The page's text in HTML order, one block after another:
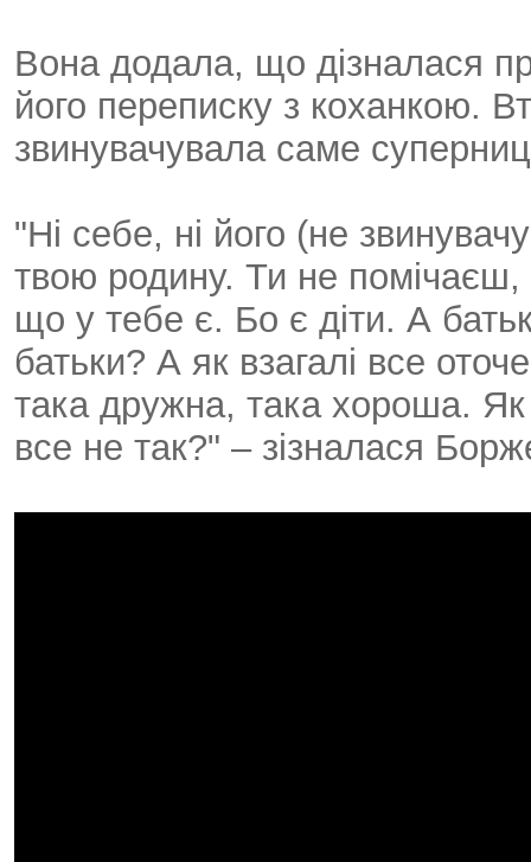
Вона додала, що дізналася
його переписку з коханкою.
звинувачувала саме
"Ні себе, ні його (не
твою родину. Ти не помічаєш,
що у тебе є. Бо є діти. А
батьки? А як взагалі все
така дружна, така хороша. Як
все не так?" – зізналася